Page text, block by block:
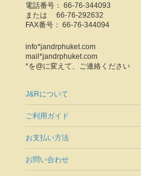
電話番号： 66-76-344093
または 66-76-292632
FAX番号： 66-76-344094
info*jandrphuket.com
mail*jandrphuket.com
*を@に変えて、ご連絡ください
J&Rについて
ご利用ガイド
お支払い方法
お問い合わせ